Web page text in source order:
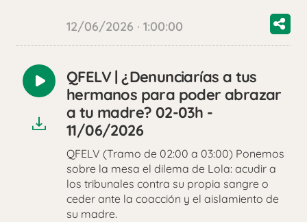
12/06/2026 · 1:00:00
Reproducir
audio
QFELV | ¿Denunciarías a tus
hermanos para poder abrazar
a tu madre? 02-03h -
11/06/2026
QFELV (Tramo de 02:00 a 03:00) Ponemos
sobre la mesa el dilema de Lola: acudir a
los tribunales contra su propia sangre o
ceder ante la coacción y el aislamiento de
su madre.